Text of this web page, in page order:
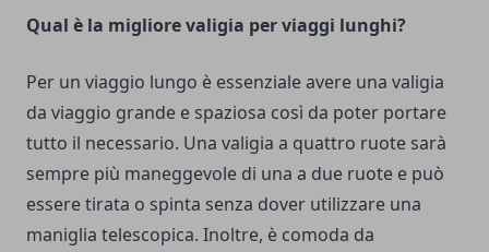
Qual è la migliore valigia per viaggi lunghi?
Per un viaggio lungo è essenziale avere una valigia
da viaggio grande e spaziosa così da poter portare
tutto il necessario. Una valigia a quattro ruote sarà
sempre più maneggevole di una a due ruote e può
essere tirata o spinta senza dover utilizzare una
maniglia telescopica. Inoltre, è comoda da